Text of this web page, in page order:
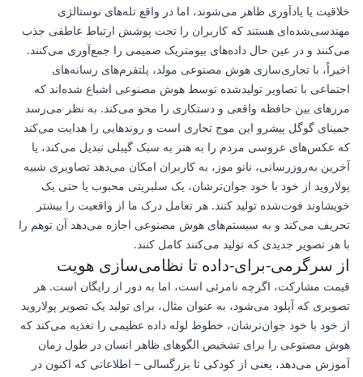
خلاقیت یا یادآوری ظاهر می‌شوند، اما در واقع تله‌های نوستالژی
مهندسی‌شده‌ای هستند که کاربران را تحت پوشش ارتباط عاطفی جذب
می‌کنند و در عین حال داده‌های بیومتریک صمیمی را جمع‌آوری می‌کنند.
اخیراً، با تجاری‌سازی هوش مصنوعی مولد، پلتفرم‌های رسانه‌های
اجتماعی با تصاویر تولیدشده توسط هوش مصنوعی اشباع شده‌اند که
مرزهای بین حافظه واقعی و دستکاری را محو می‌کند. به نظر می‌رسد
جمینای گوگل پیشرو این موج تجاری است و روندهایی را هدایت می‌کند
که عکس‌های عروسی مردم را به هنر به سبک گیبلی تبدیل می‌کند، یا
آخرین به‌روزرسانی، نانو موز، به کاربران امکان می‌دهد تصاویری شبیه
پولاروید از خود با خود جوان‌ترشان، یک سلبریتی محبوب یا حتی یک
خویشاوند فوت‌شده تولید کنند. هر تعامل درک ما از واقعیت را بیشتر
تحریف می‌کند و به سیستم‌های هوش مصنوعی اجازه می‌دهد آن توهم را
با هر تصویر جدیدی که تولید می‌کنند کامل کنند.
از سرگرمی-برای-داده تا نظامی‌سازی هویت
قیمت مشارکت، اگرچه نامرئی است، اما به دور از رایگان است. هر
تصویری که آپلود می‌شود، به عنوان مثال، برای تولید یک تصویر پولاروید
از خود با خود جوان‌ترشان، خطوط لوله داده عظیمی را تغذیه می‌کند که
هوش مصنوعی را برای تشخیص الگوهای ظاهر انسان در طول زمان
آموزش می‌دهد، یعنی از کودکی تا بزرگسالی – اطلاعاتی که اکنون در